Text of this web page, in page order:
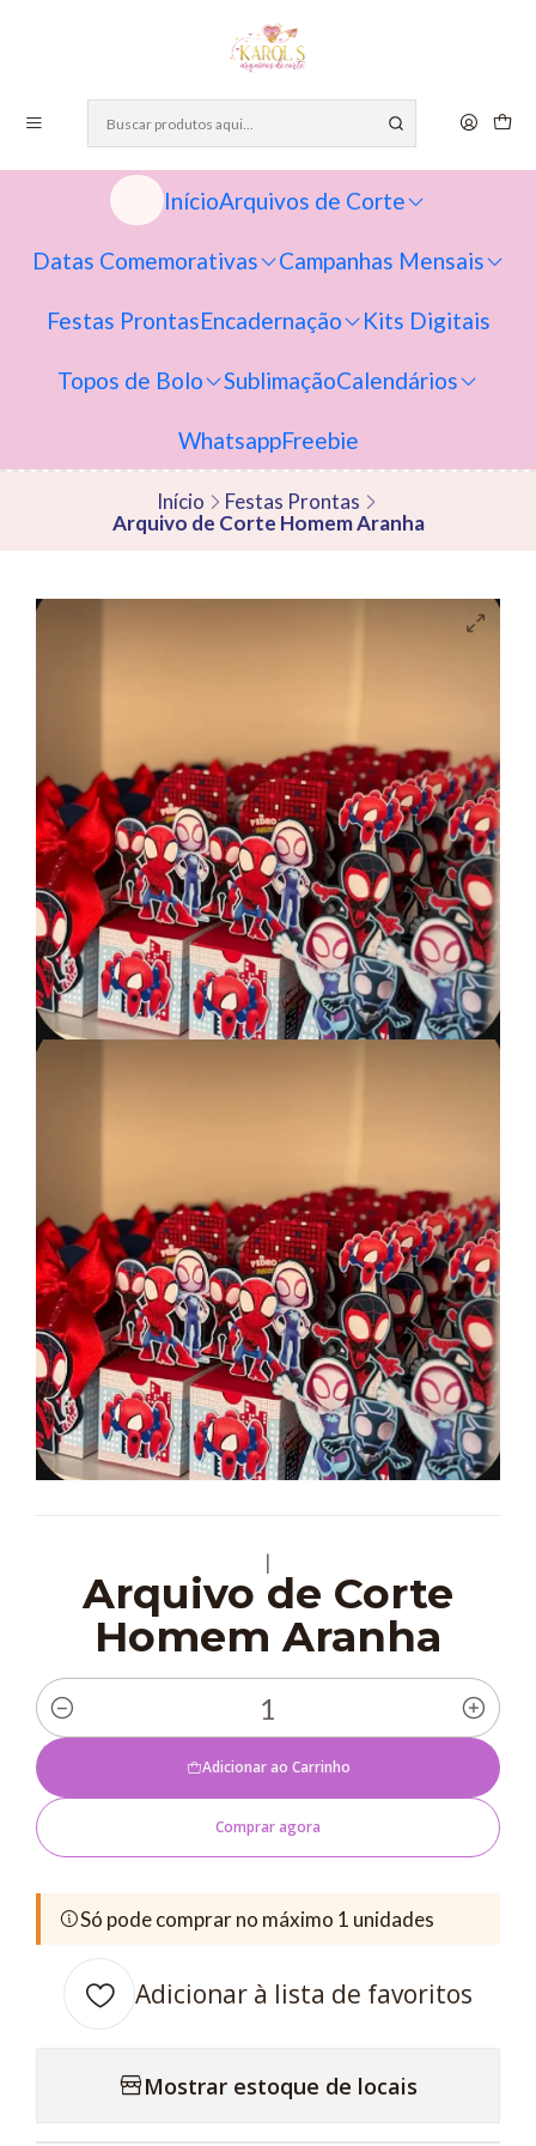
InícioArquivos de Corte
Datas Comemorativas Campanhas Mensais
Festas ProntasEncadernação Kits Digitais
Topos de Bolo SublimaçãoCalendários
WhatsappFreebie
Início
Festas Prontas
Arquivo de Corte Homem Aranha
|
Arquivo de Corte
Homem Aranha
Quantidade
Adicionar ao Carrinho
Comprar agora
Só pode comprar no máximo 1 unidades
Adicionar à lista de favoritos
Mostrar estoque de locais